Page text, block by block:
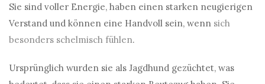
Sie sind voller Energie, haben einen starken neugierigen
Verstand und können eine Handvoll sein, wenn sich
besonders schelmisch fühlen.
Ursprünglich wurden sie als Jagdhund gezüchtet, was